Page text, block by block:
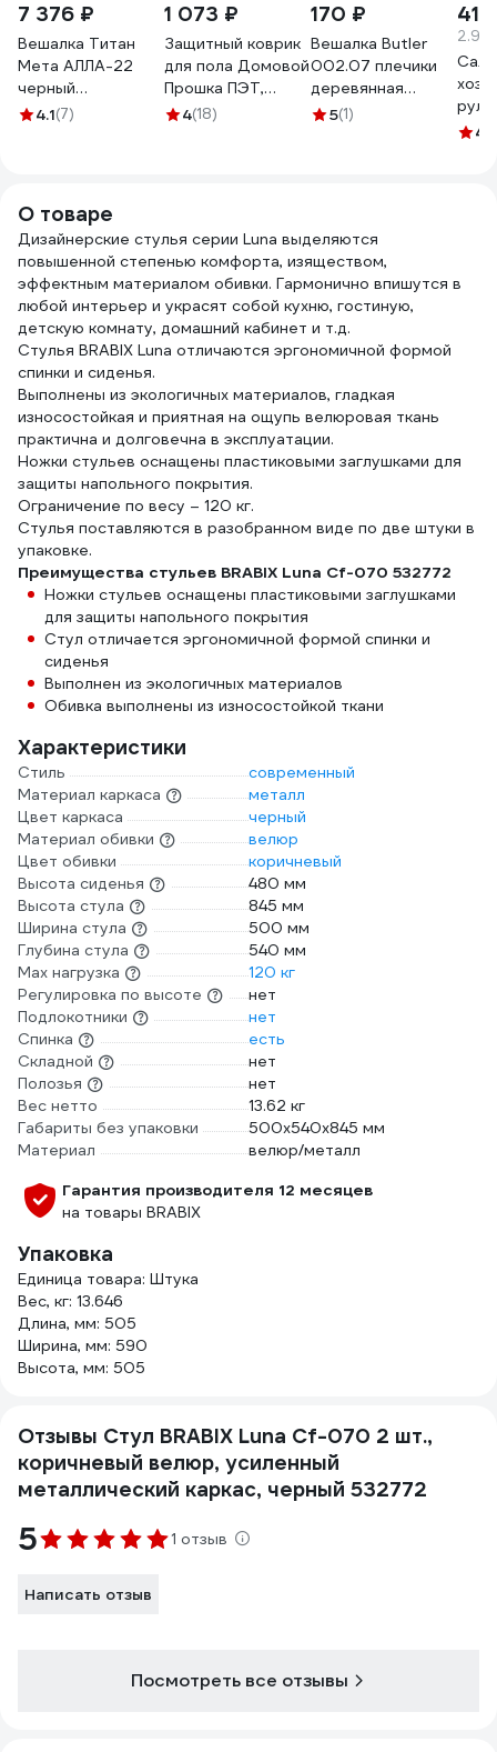
7 376 ₽
Вешалка Титан
Мета АЛЛА-22
черный
4607078082387
4.1(7)
1 073 ₽
Защитный коврик
для пола Домовой
Прошка ПЭТ,
120x100 см
4(18)
170 ₽
Вешалка Butler
002.07 плечики
деревянная
115627
5(1)
2.99
4.8
О товаре
Дизайнерские стулья серии Luna выделяются
повышенной степенью комфорта, изяществом,
эффектным материалом обивки. Гармонично впишутся в
любой интерьер и украсят собой кухню, гостиную,
детскую комнату, домашний кабинет и т.д.
Стулья BRABIX Luna отличаются эргономичной формой
спинки и сиденья.
Выполнены из экологичных материалов, гладкая
износостойкая и приятная на ощупь велюровая ткань
практична и долговечна в эксплуатации.
Ножки стульев оснащены пластиковыми заглушками для
защиты напольного покрытия.
Ограничение по весу – 120 кг.
Стулья поставляются в разобранном виде по две штуки в
упаковке.
Преимущества стульев BRABIX Luna Cf-070 532772
Ножки стульев оснащены пластиковыми заглушками
для защиты напольного покрытия
Стул отличается эргономичной формой спинки и
сиденья
Выполнен из экологичных материалов
Обивка выполнены из износостойкой ткани
Характеристики
Стиль
современный
Материал каркаса
металл
Цвет каркаса
черный
Материал обивки
велюр
Цвет обивки
коричневый
Высота сиденья
480 мм
Высота стула
845 мм
Ширина стула
500 мм
Глубина стула
540 мм
Max нагрузка
120 кг
Регулировка по высоте
нет
Подлокотники
нет
Спинка
есть
Складной
нет
Полозья
нет
Вес нетто
13.62 кг
Габариты без упаковки
500х540х845 мм
Материал
велюр/металл
Гарантия производителя 12 месяцев
на товары BRABIX
Упаковка
Единица товара: Штука
Вес, кг: 13.646
Длина, мм: 505
Ширина, мм: 590
Высота, мм: 505
Отзывы Стул BRABIX Luna Cf-070 2 шт.,
коричневый велюр, усиленный
металлический каркас, черный 532772
5 1 отзыв
Написать отзыв
Посмотреть все отзывы